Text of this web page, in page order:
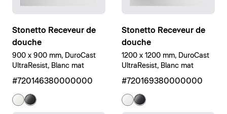
Stonetto Receveur de
douche
900 x 900 mm, DuroCast
UltraResist, Blanc mat
#720146380000000
Stonetto Receveur de
douche
1200 x 1200 mm, DuroCast
UltraResist, Blanc mat
#720169380000000